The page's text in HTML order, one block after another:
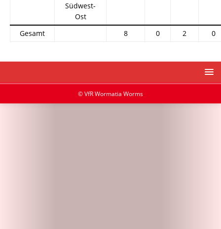
Südwest-
Ost
Gesamt 8 0 2 0
© VfR Wormatia Worms